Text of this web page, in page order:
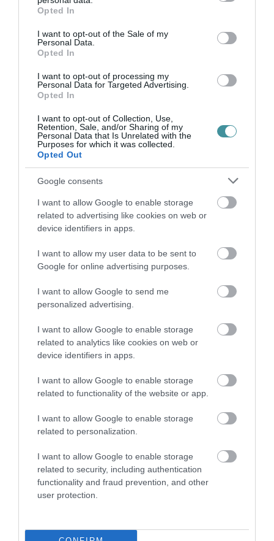
grant or deny consent to Google and its third-party tags to
use your data for below specified purposes in below Google
consent section.
Opted In
I want to opt-out of the Sale of my
Personal Data.
Opted In
I want to opt-out of processing my
Personal Data for Targeted Advertising.
Opted In
I want to opt-out of Collection, Use,
Retention, Sale, and/or Sharing of my
Personal Data that Is Unrelated with the
Purposes for which it was collected.
Opted Out
Google consents
I want to allow Google to enable storage
related to advertising like cookies on web or
device identifiers in apps.
I want to allow my user data to be sent to
Google for online advertising purposes.
I want to allow Google to send me
personalized advertising.
I want to allow Google to enable storage
related to analytics like cookies on web or
device identifiers in apps.
I want to allow Google to enable storage
related to functionality of the website or app.
I want to allow Google to enable storage
related to personalization.
I want to allow Google to enable storage
related to security, including authentication
functionality and fraud prevention, and other
user protection.
Legfrissebb híreink
35 PERCES TANÓRÁK ÉS KEVESEBB HÁZI
ELNÖKNEK A TISZA
2026. augusztus 08 Mindenki ügye
ÚJ MAGYAR KÜLÜGYI STRATÉGIA KÉSZÜL,
2026. augusztus 08|Mindenki ügye
TATA ELBŰVÖLŐ LÁTVÁNYOSSÁGAI,
2026. augusztus 08|Promóció
TÖBB MINT EGY HÓNAP IS LEHET, MIRE
TELJESEN ÚJRAINDUL A P...
TANULJ NÉMETÜL OTTHONRÓL: A
DIGITÁLIS TANULÁS ELŐNYEI
2026. augusztus 07|Promóció
ÚJRAINDULNAK A KORÁBBAN